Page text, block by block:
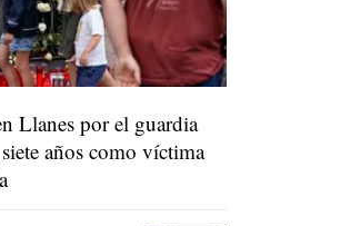
Llanes por el guardia
años como víctima